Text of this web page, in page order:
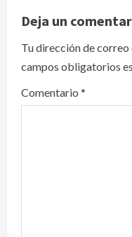
v
i
g
a
Deja un
Tu dirección de
campos obligatorios
Comentario *